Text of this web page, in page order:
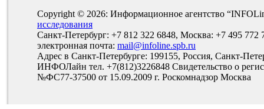
Copyright © 2026: Информационное агентство
исследования
Санкт-Петербург: +7 812 322 6848, Москва: +7 495 772
электронная почта: mail@infoline.spb.ru
Адрес в Санкт-Петербурге: 199155, Россия, Санкт-
ИНФОЛайн тел. +7(812)3226848 Свидетельство о
№ФС77-37500 от 15.09.2009 г. Роскомнадзор Москва